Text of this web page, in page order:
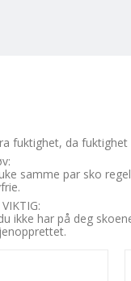
fuktighet, da
samme par sko
ikke har på deg